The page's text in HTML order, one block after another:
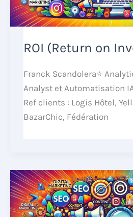
ROI (Return on
Franck Scandolera⭐
Analyst et Automatisation
Ref clients : Logis Hôtel,
BazarChic, Fédération